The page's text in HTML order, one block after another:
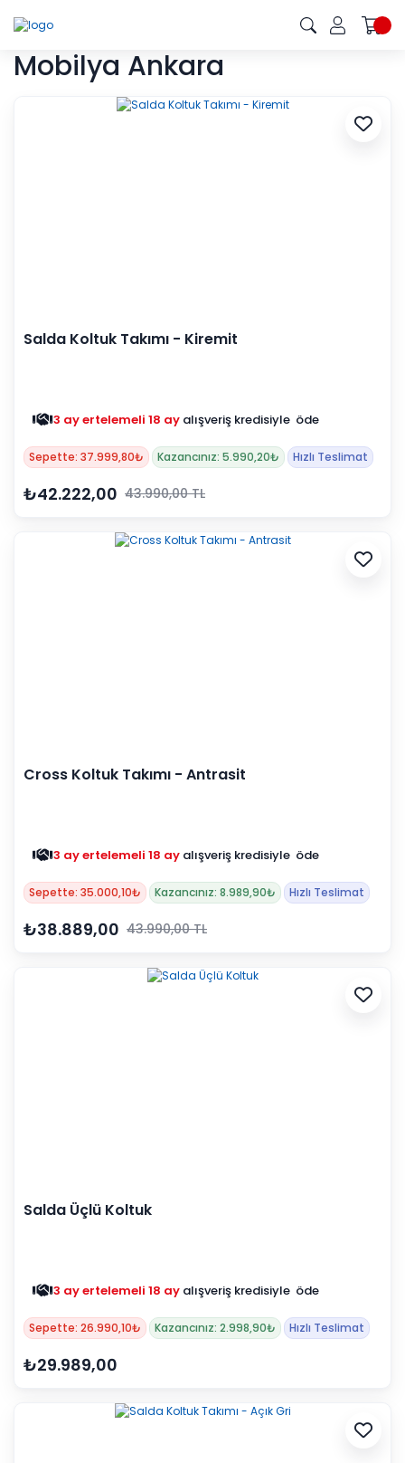
Mobilya Ankara
Salda Koltuk Takımı - Kiremit
3 ay ertelemeli 18 ay alışveriş kredisiyle öde
Sepette: 37.999,80₺ Kazancınız: 5.990,20₺ Hızlı Teslimat
₺42.222,00 43.990,00 TL
Cross Koltuk Takımı - Antrasit
3 ay ertelemeli 18 ay alışveriş kredisiyle öde
Sepette: 35.000,10₺ Kazancınız: 8.989,90₺ Hızlı Teslimat
₺38.889,00 43.990,00 TL
Salda Üçlü Koltuk
3 ay ertelemeli 18 ay alışveriş kredisiyle öde
Sepette: 26.990,10₺ Kazancınız: 2.998,90₺ Hızlı Teslimat
₺29.989,00